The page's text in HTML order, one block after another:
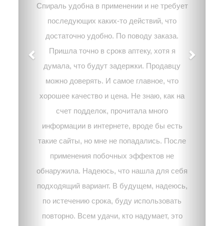
Спираль удобна в применении и не требует
последующих каких-то действий, что
достаточно удобно. По поводу заказа.
Пришла точно в срокв аптеку, хотя я
думала, что будут задержки. Продавцу
можно доверять. И самое главное, что
хорошее качество и цена. Не знаю, как на
счет подделок, прочитала много
информации в интернете, вроде бы есть
такие сайты, но мне не попадались. После
применения побочных эффектов не
обнаружила. Надеюсь, что нашла для себя
подходящий вариант. В будущем, надеюсь,
по истечению срока, буду использовать
повторно. Всем удачи, кто надумает, это